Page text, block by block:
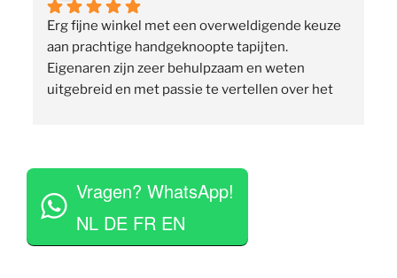
Erg fijne winkel met een overweldigende keuze
aan prachtige handgeknoopte tapijten.
Eigenaren zijn zeer behulpzaam en weten
uitgebreid en met passie te vertellen over het
tapijten voor je uit te rollen. Tegelijkertijd niet
opdringerig en geven je rustig de tijd om je
eigen keuze te maken. Tevens erg competitieve
prijzen. Al met al een zeer positieve ervaring en
Vragen? WhatsApp!
NL DE FR EN